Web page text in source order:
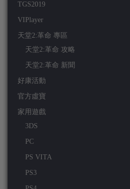
TGS2019
VIPlayer
天堂2:革命 專區
天堂2:革命 攻略
天堂2:革命 新聞
好康活動
官方虛寶
家用遊戲
3DS
PC
PS VITA
PS3